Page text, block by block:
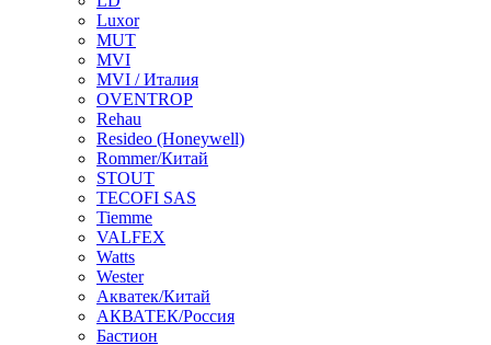
Luxor
MUT
MVI
MVI / Италия
OVENTROP
Rehau
Resideo (Honeywell)
Rommer/Китай
STOUT
TECOFI SAS
Tiemme
VALFEX
Watts
Wester
Акватек/Китай
АКВАТЕК/Россия
Бастион